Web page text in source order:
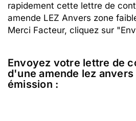
rapidement cette lettre de
amende LEZ Anvers zone
Merci Facteur, cliquez sur
Envoyez votre lettre de
d'une amende lez
émission :